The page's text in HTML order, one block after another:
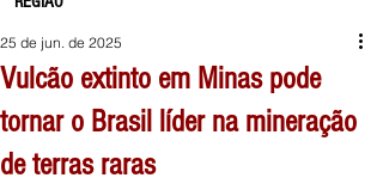
Vulcão extinto em Minas pode
tornar o Brasil líder na mineração
de terras raras
25 de jun. de 2025